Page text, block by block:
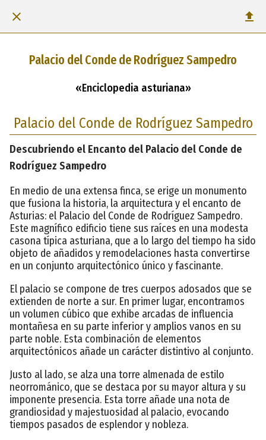
Palacio del Conde de Rodríguez Sampedro
«Enciclopedia asturiana»
Palacio del Conde de Rodríguez Sampedro
Descubriendo el Encanto del Palacio del Conde de
Rodríguez Sampedro
En medio de una extensa finca, se erige un monumento
que fusiona la historia, la arquitectura y el encanto de
Asturias: el Palacio del Conde de Rodríguez Sampedro.
Este magnífico edificio tiene sus raíces en una modesta
casona típica asturiana, que a lo largo del tiempo ha sido
objeto de añadidos y remodelaciones hasta convertirse
en un conjunto arquitectónico único y fascinante.
El palacio se compone de tres cuerpos adosados que se
extienden de norte a sur. En primer lugar, encontramos
un volumen cúbico que exhibe arcadas de influencia
montañesa en su parte inferior y amplios vanos en su
parte noble. Esta combinación de elementos
arquitectónicos añade un carácter distintivo al conjunto.
Justo al lado, se alza una torre almenada de estilo
neorrománico, que se destaca por su mayor altura y su
imponente presencia. Esta torre añade una nota de
grandiosidad y majestuosidad al palacio, evocando
tiempos pasados de esplendor y nobleza.